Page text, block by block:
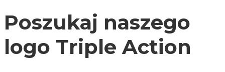
Poszukaj naszego
logo Triple Action